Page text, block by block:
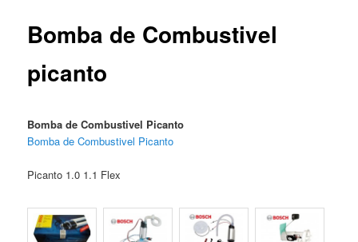
Bomba de Combustivel
picanto
Bomba de Combustivel Picanto
Bomba de Combustivel Picanto
Picanto 1.0 1.1 Flex